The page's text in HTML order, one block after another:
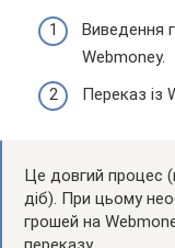
Виведення
Webmoney.
Переказ із
Це довгий процес
діб). При цьому
грошей на